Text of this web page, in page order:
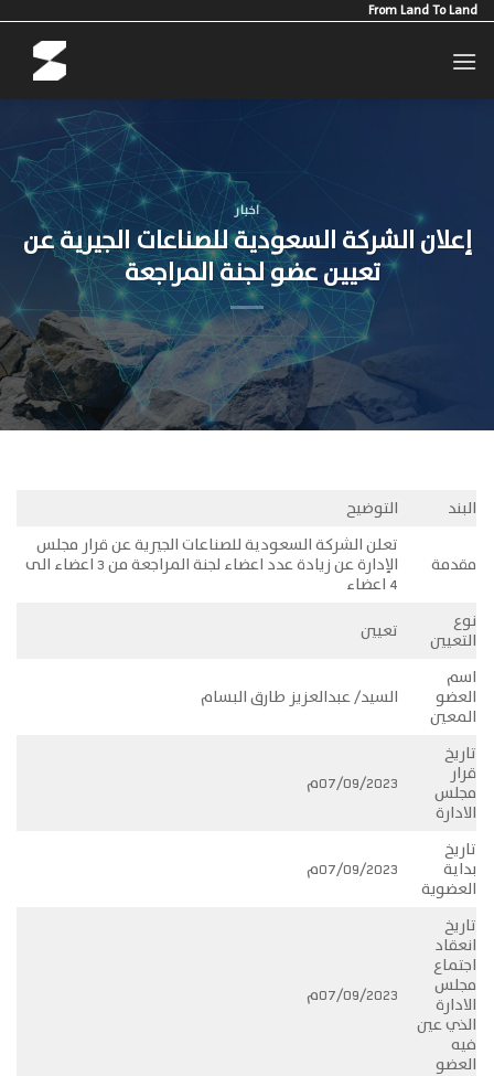
Skip
content
From Land To Land
اخبار
إعلان الشركة السعودية للصناعات الجيرية عن
تعيين عضو لجنة المراجعة
البند التوضيح
مقدمة
تعلن الشركة السعودية للصناعات الجيرية عن قرار مجلس
الإدارة عن زيادة عدد اعضاء لجنة المراجعة من 3 اعضاء الى
4 اعضاء
نوع
التعيين
تعيين
اسم
العضو
المعين
السيد/ عبدالعزيز طارق البسام
تاريخ
قرار
مجلس
الادارة
07/09/2023م
تاريخ
بداية
العضوية
07/09/2023م
تاريخ
انعقاد
اجتماع
مجلس
الادارة
الذي عين
فيه
العضو
07/09/2023م